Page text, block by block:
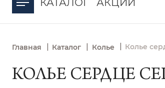
КАТАЛОГ АКЦИИ
Главная | Каталог | Колье Колье
КОЛЬЕ СЕРДЦЕ